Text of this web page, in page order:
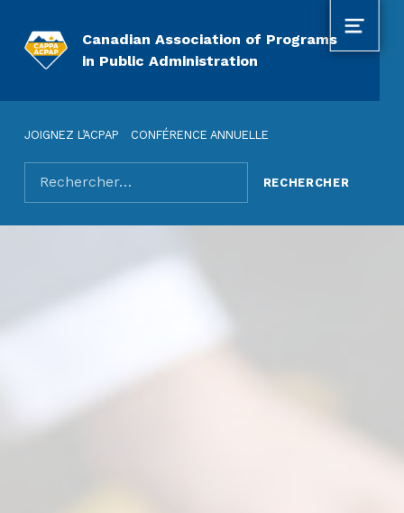
Canadian Association of Programs
in Public Administration
JOIGNEZ L’ACPAP CONFÉRENCE ANNUELLE
Rechercher pour :
MENU